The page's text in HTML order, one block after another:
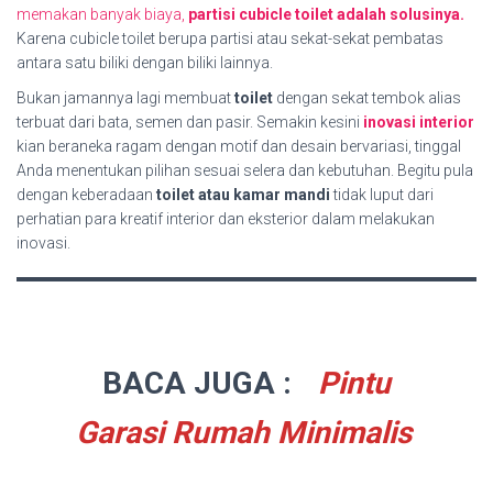
memakan banyak biaya, partisi cubicle toilet adalah solusinya.
Karena cubicle toilet berupa partisi atau sekat-sekat pembatas
antara satu biliki dengan biliki lainnya.
Bukan jamannya lagi membuattoilet dengan sekat tembok alias
terbuat dari bata, semen dan pasir. Semakin kesini inovasi interior
kian beraneka ragam dengan motif dan desain bervariasi, tinggal
Anda menentukan pilihan sesuai selera dan kebutuhan. Begitu pula
dengan keberadaan toilet atau kamar manditidak luput dari
perhatian para kreatif interior dan eksterior dalam melakukan
inovasi.
BACA JUGA :
Pintu
Garasi Rumah Minimalis